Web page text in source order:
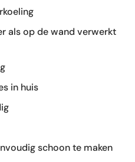
Nee
als op de wand verwerkt
in huis
schoon te maken